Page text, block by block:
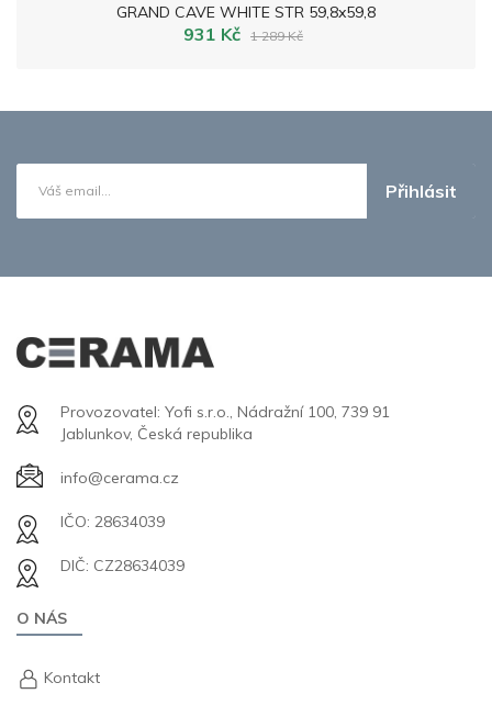
GRAND CAVE WHITE STR 59,8x59,8
931 Kč 1 289 Kč
Přihlásit
Provozovatel: Yofi s.r.o., Nádražní 100, 739 91
Jablunkov, Česká republika
info@cerama.cz
IČO: 28634039
DIČ: CZ28634039
O NÁS
Kontakt